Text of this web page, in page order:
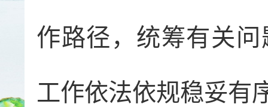
作路径，统筹有关
工作依法依规稳妥有